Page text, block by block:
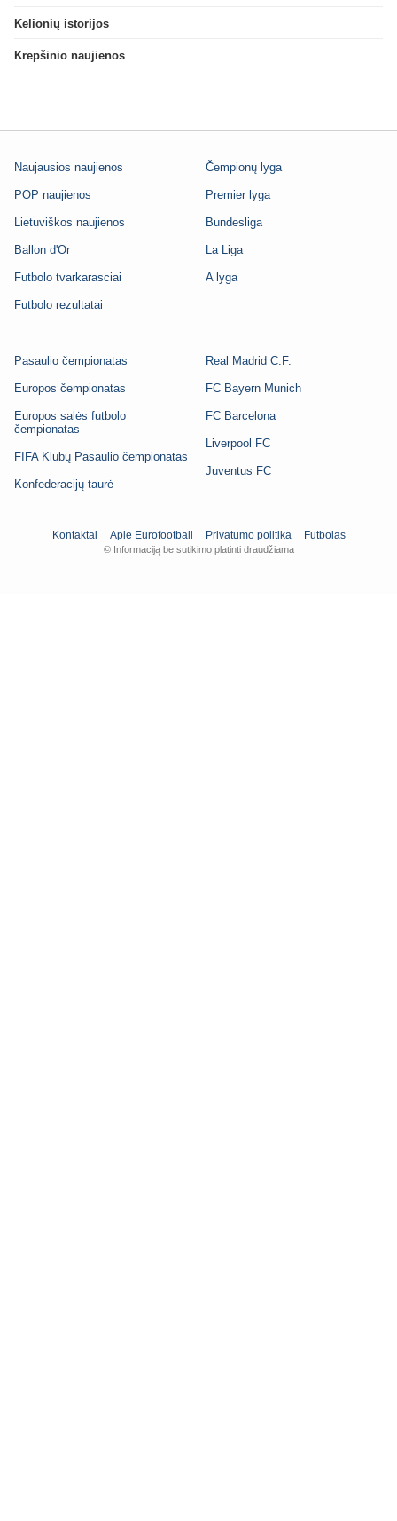
Kelionių istorijos
Krepšinio naujienos
Naujausios naujienos
POP naujienos
Lietuviškos naujienos
Ballon d'Or
Futbolo tvarkarasciai
Futbolo rezultatai
Čempionų lyga
Premier lyga
Bundesliga
La Liga
A lyga
Pasaulio čempionatas
Europos čempionatas
Europos salės futbolo
čempionatas
FIFA Klubų Pasaulio čempionatas
Konfederacijų taurė
Real Madrid C.F.
FC Bayern Munich
FC Barcelona
Liverpool FC
Juventus FC
Kontaktai Apie Eurofootball Privatumo politika Futbolas
© Informaciją be sutikimo platinti draudžiama